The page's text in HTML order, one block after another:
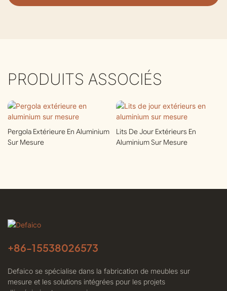
PRODUITS ASSOCIÉS
Pergola Extérieure En Aluminium
Sur Mesure
Lits De Jour Extérieurs En
Aluminium Sur Mesure
+86-15538026573
Defaico se spécialise dans la fabrication de meubles sur
mesure et les solutions intégrées pour les projets